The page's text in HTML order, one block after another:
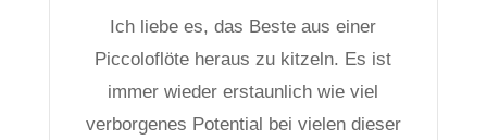
Ich liebe es, das Beste aus einer
Piccoloflöte heraus zu kitzeln. Es ist
immer wieder erstaunlich wie viel
verborgenes Potential bei vielen dieser